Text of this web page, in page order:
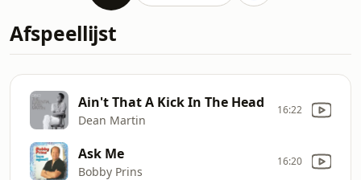
Afspeellijst
Ain't That A Kick In The Head
Dean Martin
16:22
Ask Me
Bobby Prins
16:20